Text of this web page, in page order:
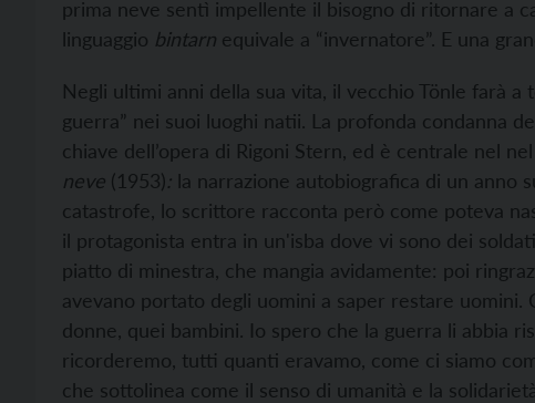
prima neve sentì impellente il bisogno di ritornare a
linguaggio bintarn equivale a “invernatore”. E una
Negli ultimi anni della sua vita, il vecchio Tönle farà
guerra” nei suoi luoghi natii. La profonda condanna
chiave dell’opera di Rigoni Stern, ed è centrale nel
neve (1953): la narrazione autobiografica di un anno
catastrofe, lo scrittore racconta però come poteva
il protagonista entra in un'isba dove vi sono dei
piatto di minestra, che mangia avidamente: poi
avevano portato degli uomini a saper restare uomini.
donne, quei bambini. Io spero che la guerra li abbia
ricorderemo, tutti quanti eravamo, come ci siamo
che sottolinea come il senso di umanità e la